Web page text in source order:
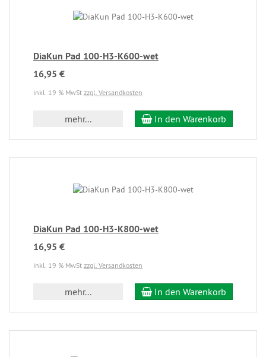
DiaKun Pad 100-H3-K600-wet
16,95 €
inkl. 19 % MwSt zzgl. Versandkosten
mehr... In den Warenkorb
DiaKun Pad 100-H3-K800-wet
16,95 €
inkl. 19 % MwSt zzgl. Versandkosten
mehr... In den Warenkorb